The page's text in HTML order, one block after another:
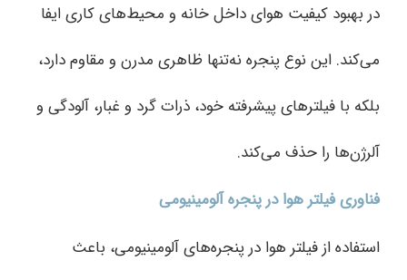
در بهبود کیفیت هوای داخل خانه و محیط‌های کاری ایفا
می‌کند. این نوع پنجره نه‌تنها ظاهری مدرن و مقاوم دارد،
بلکه با فیلترهای پیشرفته خود، ذرات گرد و غبار، آلودگی و
آلرژن‌ها را حذف می‌کند.
فناوری فیلتر هوا در پنجره آلومینیومی
استفاده از فیلتر هوا در پنجره‌های آلومینیومی، باعث